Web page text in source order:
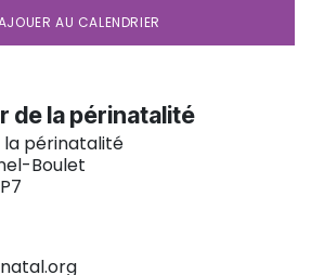
AU CALENDRIER
de la périnatalité
périnatalité
Boulet